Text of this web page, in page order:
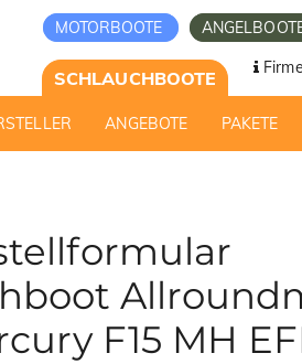
MOTORBOOTE
SCHLAUCHBOOTE
ANGEBOTE PAKETE
F15 MH